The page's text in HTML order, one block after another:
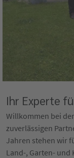
Ihr Experte
Willkommen bei
zuverlässigen
Jahren stehen wir
Land-, Garten- und